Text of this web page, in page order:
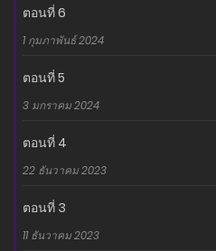
ตอนที่ 6
1 กุมภาพันธ์ 2024
ตอนที่ 5
3 มกราคม 2024
ตอนที่ 4
22 ธันวาคม 2023
ตอนที่ 3
11 ธันวาคม 2023